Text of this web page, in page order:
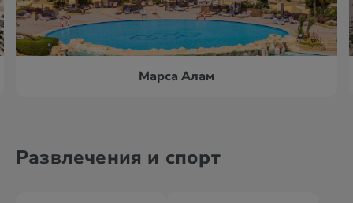
Марса Алам
Развлечения и спорт